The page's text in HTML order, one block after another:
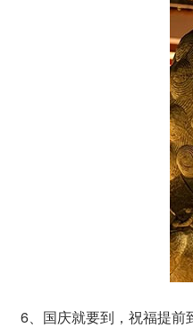
6、国庆就要到，祝福提